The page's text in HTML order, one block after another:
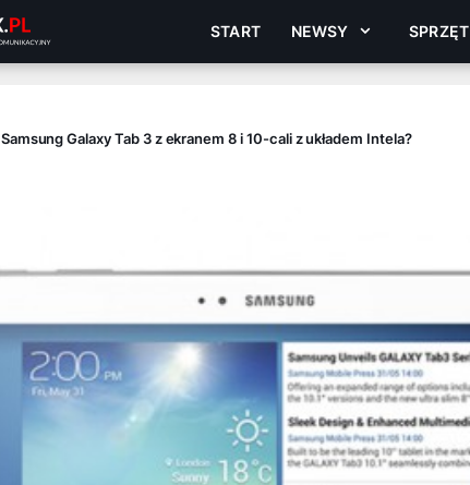
START NEWSY SPRZĘT
Samsung Galaxy Tab 3 z ekranem 8 i 10-cali z układem Intela?